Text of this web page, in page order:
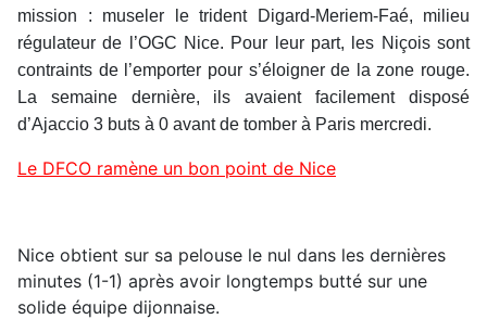
mission : museler le trident Digard-Meriem-Faé, milieu
régulateur de l’OGC Nice. Pour leur part, les Niçois sont
contraints de l’emporter pour s’éloigner de la zone rouge.
La semaine dernière, ils avaient facilement disposé
d’Ajaccio 3 buts à 0 avant de tomber à Paris mercredi.
Le DFCO ramène un bon point de Nice
Nice obtient sur sa pelouse le nul dans les dernières
minutes (1-1) après avoir longtemps butté sur une
solide équipe dijonnaise.